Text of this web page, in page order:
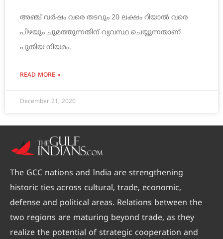
അഞ്ച് വര്‍ഷം വരെ തടവും 20 ലക്ഷം റിയാല്‍ വരെ
പിഴയും ചുമത്തുന്നതിന് വ്യവസ്ഥ ചെയ്യുന്നതാണ്
പുതിയ നിയമം.
READ MORE »
December 21, 2020
The GCC nations and India are strengthening
historic ties across cultural, trade, economic,
defense and political areas. Relations between the
two regions are maturing beyond trade, as they
realize the potential of strategic cooperation and